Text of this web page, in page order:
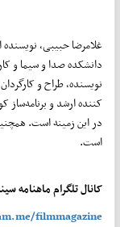
غلامرضا حبیبی، نویسنده
دانشکده صدا و سیما و
نویسنده، طراح و
کننده ارشد و
در این زمینه است.
است.
کانال تلگرام ماهنامه
filmmagazine